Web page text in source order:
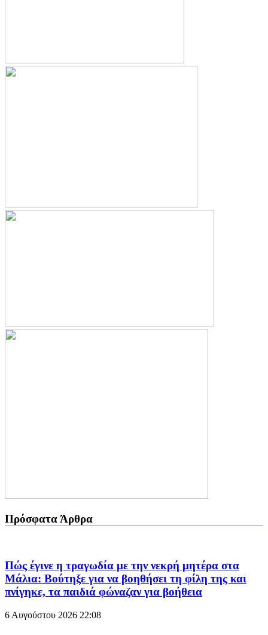
Πρόσφατα Άρθρα
Πώς έγινε η τραγωδία με την νεκρή μητέρα στα
Μάλια: Βούτηξε για να βοηθήσει τη φίλη της και
πνίγηκε, τα παιδιά φώναζαν για βοήθεια
6 Αυγούστου 2026 22:08